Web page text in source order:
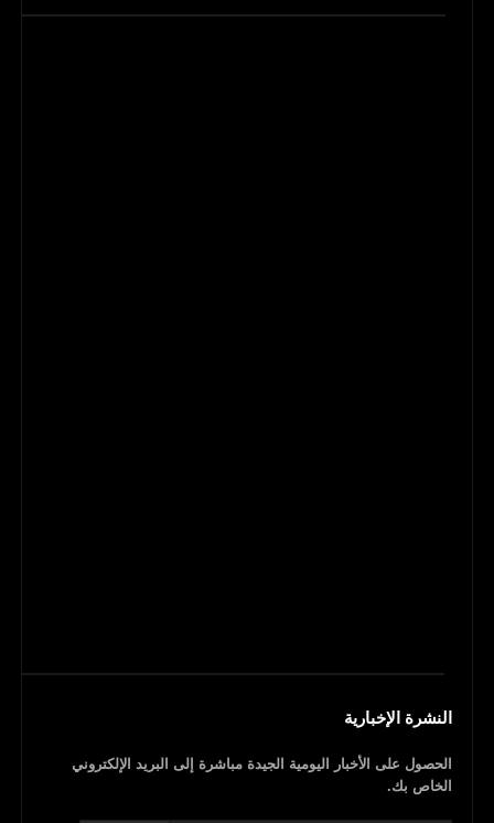
النشرة الإخبارية
الحصول على الأخبار اليومية الجيدة مباشرة إلى البريد الإلكتروني
الخاص بك.